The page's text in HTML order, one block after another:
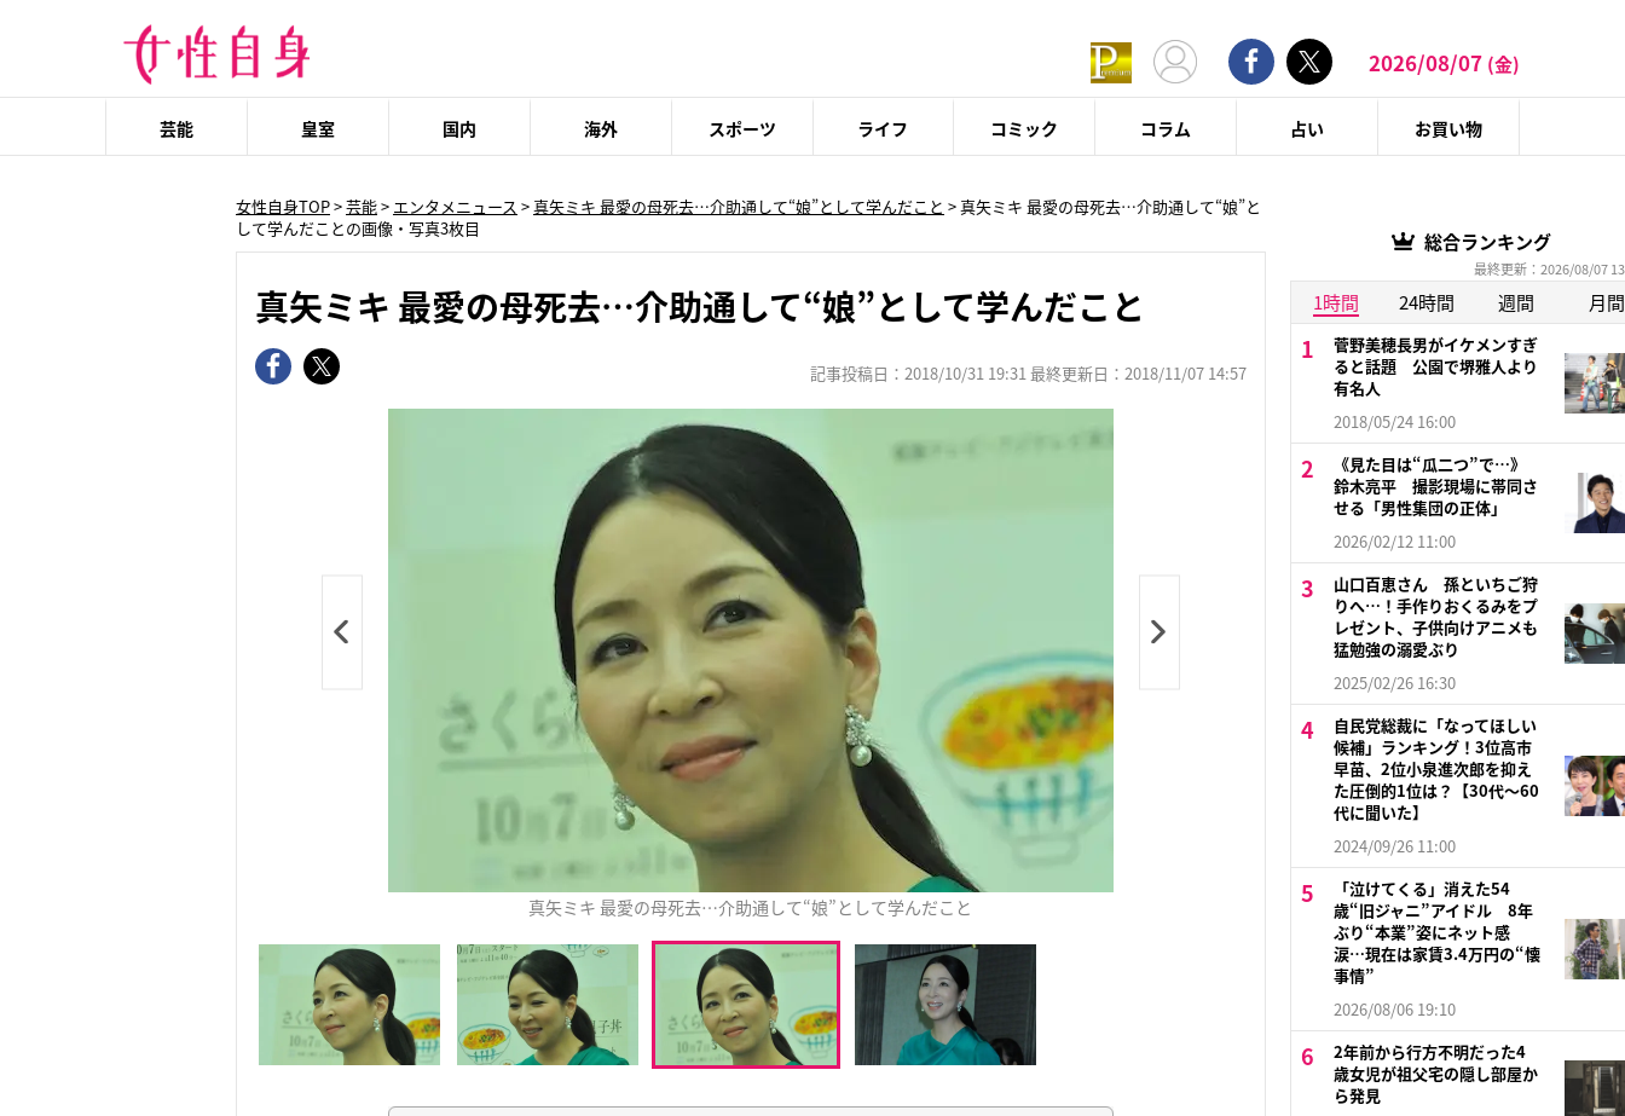
2026/08/07 (金)
芸能 皇室 国内 海外 スポーツ ライフ コミック コラム 占い お買い物
女性自身TOP>芸能> エンタメニュース >真矢ミキ 最愛の母死去…介助通して“娘”として学んだこと >真矢ミキ 最愛の母死去…介助通して“娘”と
して学んだことの画像・写真3枚目
真矢ミキ 最愛の母死去…介助通して“娘”として学んだこと
記事投稿日：2018/10/31 19:31 最終更新日：2018/11/07 14:57
真矢ミキ 最愛の母死去…介助通して“娘”として学んだこと
総合ランキング
最終更新：2026/08/07
1時間 24時間 週間 月間
菅野美穂長男がイケメンすぎ
ると話題 公園で堺雅人より
有名人
2018/05/24 16:00
《見た目は“瓜二つ”で…》
鈴木亮平 撮影現場に帯同さ
せる「男性集団の正体」
2026/02/12 11:00
山口百恵さん 孫といちご狩
りへ…！手作りおくるみをプ
レゼント、子供向けアニメも
猛勉強の溺愛ぶり
2025/02/26 16:30
自民党総裁に「なってほしい
候補」ランキング！3位高市
早苗、2位小泉進次郎を抑え
た圧倒的1位は？【30代〜60
代に聞いた】
2024/09/26 11:00
「泣けてくる」消えた54
歳“旧ジャニ”アイドル 8年
ぶり“本業”姿にネット感
涙…現在は家賃3.4万円の“懐
事情”
2026/08/06 19:10
2年前から行方不明だった4
歳女児が祖父宅の隠し部屋か
ら発見